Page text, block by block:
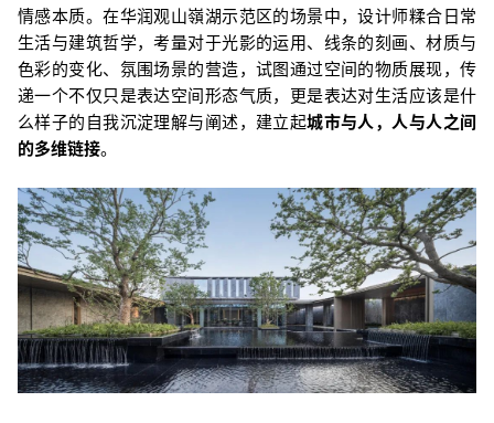
情感本质。在华润观山嶺湖示范区的场景中，设计师糅合日常
生活与建筑哲学，考量对于光影的运用、线条的刻画、材质与
色彩的变化、氛围场景的营造，试图通过空间的物质展现，传
递一个不仅只是表达空间形态气质，更是表达对生活应该是什
么样子的自我沉淀理解与阐述，建立起城市与人，人与人之间
的多维链接。